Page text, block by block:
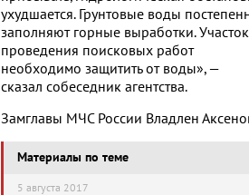
ухудшается. Грунтовые воды
заполняют горные выработки. Участок
проведения поисковых работ
необходимо защитить от воды», —
сказал собеседник агентства.
Материалы по теме
5 августа 2017
Замглавы МЧС России Владлен